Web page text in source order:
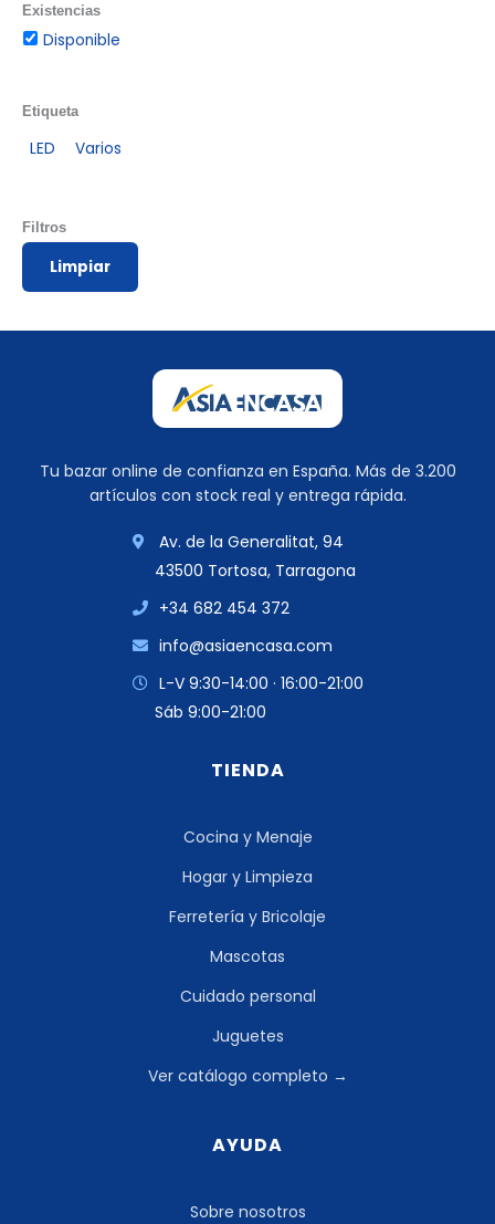
Existencias
Disponible
Etiqueta
LED Varios
Filtros
Limpiar
Tu bazar online de confianza en España. Más de 3.200
artículos con stock real y entrega rápida.
Av. de la Generalitat, 94
43500 Tortosa, Tarragona
+34 682 454 372
info@asiaencasa.com
L-V 9:30-14:00 · 16:00-21:00
Sáb 9:00-21:00
TIENDA
Cocina y Menaje
Hogar y Limpieza
Ferretería y Bricolaje
Mascotas
Cuidado personal
Juguetes
Ver catálogo completo →
AYUDA
Sobre nosotros